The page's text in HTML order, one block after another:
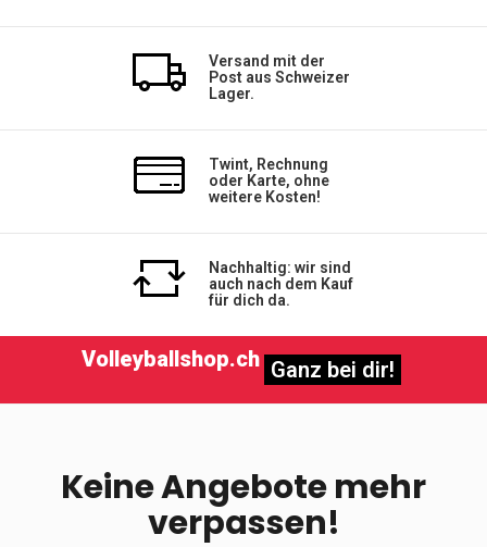
Versand mit der
Post aus Schweizer
Lager.
Twint, Rechnung
oder Karte, ohne
weitere Kosten!
Nachhaltig: wir sind
auch nach dem Kauf
für dich da.
Volleyballshop.ch Ganz bei dir!
Keine Angebote mehr
verpassen!